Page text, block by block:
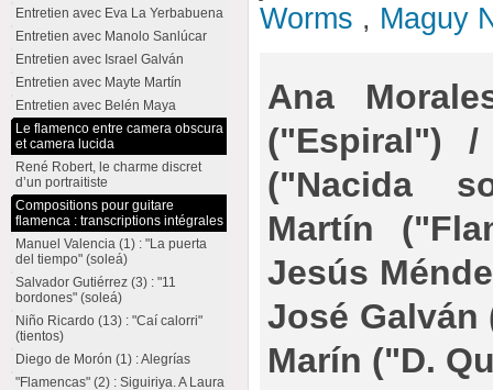
Worms , Maguy
Ana
("Espiral") /
("Nacida
Martín
Jesús
José Galván
Marín ("D.
Entretien avec Eva La Yerbabuena
Entretien avec Manolo Sanlúcar
Entretien avec Israel Galván
Entretien avec Mayte Martín
Entretien avec Belén Maya
Le flamenco entre camera obscura
et camera lucida
René Robert, le charme discret
d’un portraitiste
Compositions pour guitare
flamenca : transcriptions intégrales
Manuel Valencia (1) : "La puerta
del tiempo" (soleá)
Salvador Gutiérrez (3) : "11
bordones" (soleá)
Niño Ricardo (13) : "Caí calorri"
(tientos)
Diego de Morón (1) : Alegrías
"Flamencas" (2) : Siguiriya. A Laura